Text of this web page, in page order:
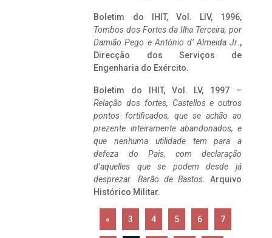
Boletim do IHIT, Vol. LIV, 1996,
Tombos dos Fortes da Ilha Terceira, por
Damião Pego e António d’ Almeida Jr.,
Direcção dos Serviços de
Engenharia do Exército.
Boletim do IHIT, Vol. LV, 1997 –
Relação dos fortes, Castellos e outros
pontos fortificados, que se achão ao
prezente inteiramente abandonados, e
que nenhuma utilidade tem para a
defeza do Pais, com declaração
d’aquelles que se podem desde já
desprezar. Barão de Bastos. Arquivo
Histórico Militar.
« 3 4 5 6 7